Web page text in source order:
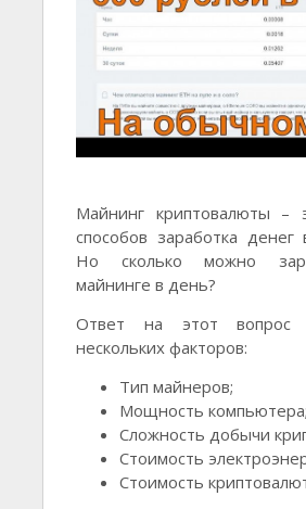
Майнинг криптовалюты –
способов заработка денег
Но сколько можно
майнинге в день?
Ответ на этот вопрос
нескольких факторов:
Тип майнеров;
Мощность компьютера;
Сложность добычи
Стоимость
Стоимость